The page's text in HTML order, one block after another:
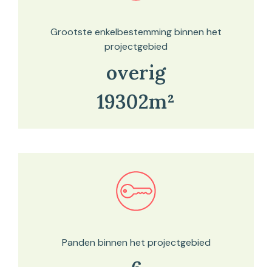
Grootste enkelbestemming binnen het
projectgebied
overig
19302m²
Bekijk in onze kaartviewer
Panden binnen het projectgebied